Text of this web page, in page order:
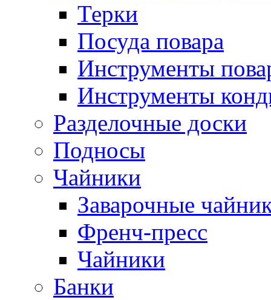
Терки
Посуда повара
Инструменты
Инструменты
Разделочные доски
Подносы
Чайники
Заварочные
Френч-пресс
Чайники
Банки